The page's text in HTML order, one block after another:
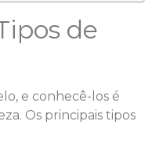
de
e conhecê-los é
Os principais tipos